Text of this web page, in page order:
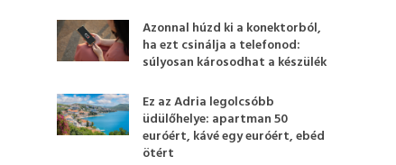
Azonnal húzd ki a konektorból,
ha ezt csinálja a telefonod:
súlyosan károsodhat a készülék
Ez az Adria legolcsóbb
üdülőhelye: apartman 50
euróért, kávé egy euróért, ebéd
ötért